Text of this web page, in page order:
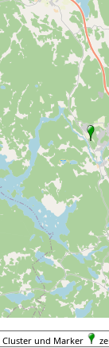
Cluster und Marker